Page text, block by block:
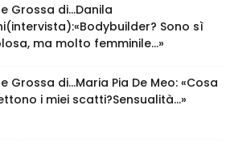
Grossa di…Danila
Sono sì
ma molto femminile…»
Grossa di…Maria Pia De Meo: «Cosa
i miei scatti?Sensualità…»